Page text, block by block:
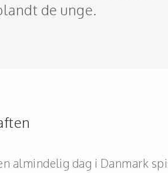
de unge.
almindelig dag i Danmark